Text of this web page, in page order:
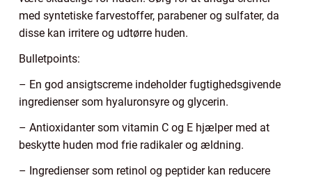
med syntetiske farvestoffer, parabener og sulfater, da
disse kan irritere og udtørre huden.
Bulletpoints:
– En god ansigtscreme indeholder fugtighedsgivende
ingredienser som hyaluronsyre og glycerin.
– Antioxidanter som vitamin C og E hjælper med at
beskytte huden mod frie radikaler og ældning.
– Ingredienser som retinol og peptider kan reducere